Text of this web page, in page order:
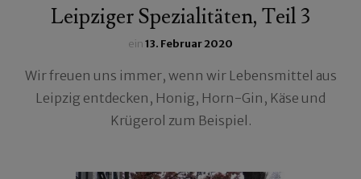
Leipziger Spezialitäten, Teil 3
ein13. Februar 2020
Wir freuen uns immer, wenn wir Lebensmittel aus
Leipzig entdecken, Honig, Horn-Gin, Käse und
Krügerol zum Beispiel.